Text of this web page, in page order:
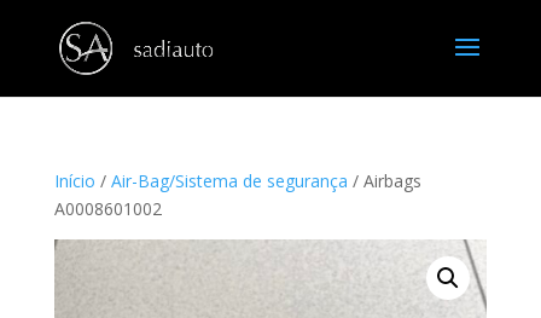
Início / Air-Bag/Sistema de segurança / Airbags
A0008601002